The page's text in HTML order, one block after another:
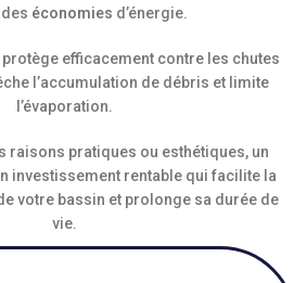
économies d’énergie.
protège efficacement contre les chutes
l’accumulation de débris et limite
l’évaporation.
raisons pratiques ou esthétiques, un
investissement rentable qui facilite la
votre bassin et prolonge sa durée de
vie.